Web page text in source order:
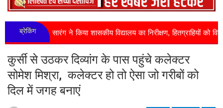
ब्रेकिंग
सारंग ने किया शासकीय विद्यालय का निरीक्षण, हितग्राहियों को वितरित ...
कुर्सी से उठकर दिव्यांग के पास पहुंचे कलेक्टर
सोमेश मिश्रा, कलेक्टर हो तो ऐसा जो गरीबों को
दिल में जगह बनाएं